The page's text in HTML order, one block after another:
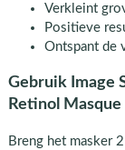
Verkleint
Positieve
Ontspant de
Gebruik Image
Retinol Masque
Breng het masker